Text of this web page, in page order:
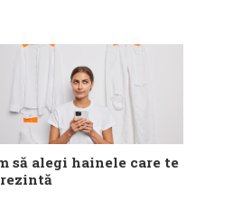
să alegi hainele care te